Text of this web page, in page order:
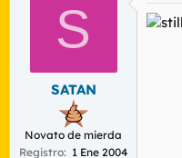
S
SATAN
Novato de mierda
Registro
1 Ene 2004